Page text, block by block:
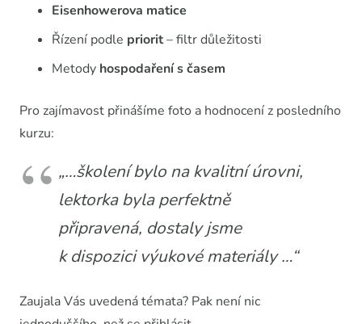
Eisenhowerova matice
Řízení podle priorit– filtr důležitosti
Metody hospodaření s časem
Pro zajímavost přinášíme foto a hodnocení z posledního
kurzu:
„…školení bylo na kvalitní úrovni,
lektorka byla perfektně
připravená, dostaly jsme
k dispozici výukové materiály …“
Zaujala Vás uvedená témata? Pak není nic